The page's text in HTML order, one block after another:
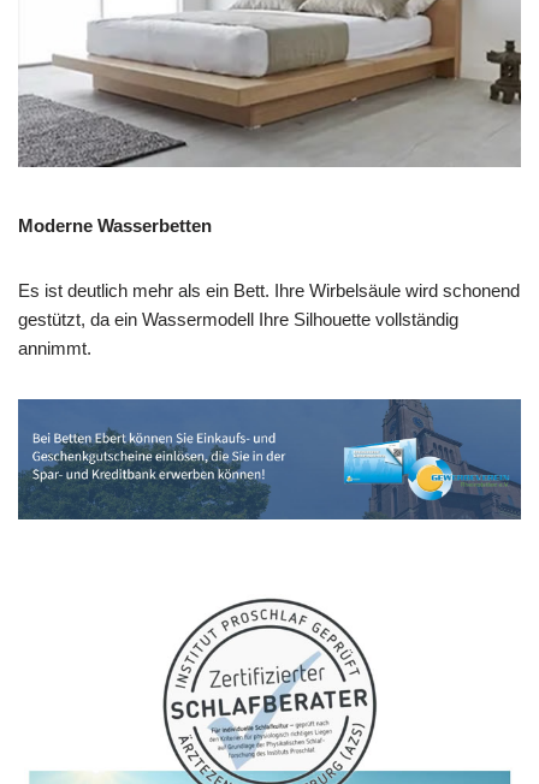
Moderne Wasserbetten
Es ist deutlich mehr als ein Bett. Ihre Wirbelsäule wird schonend
gestützt, da ein Wassermodell Ihre Silhouette vollständig
annimmt.